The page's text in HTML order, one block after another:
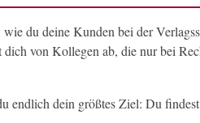
du deine Kunden bei der
von Kollegen ab, die nur bei
endlich dein größtes Ziel: Du